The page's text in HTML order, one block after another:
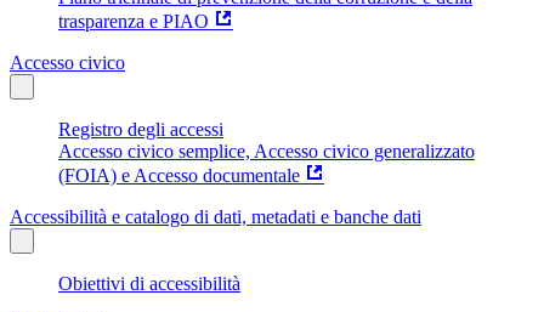
trasparenza e PIAO
Accesso civico
Registro degli accessi
Accesso civico semplice, Accesso civico generalizzato
(FOIA) e Accesso documentale
Accessibilità e catalogo di dati, metadati e banche dati
Obiettivi di accessibilità